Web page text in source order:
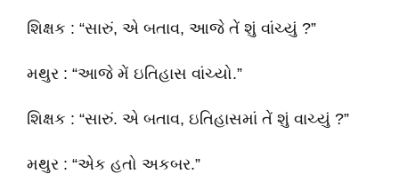
શિક્ષક : “સારું, એ બતાવ, આજે તેં શું વાંચ્યું ?”
મથુર : “આજે મેં ઇતિહાસ વાંચ્યો.”
શિક્ષક : “સારું. એ બતાવ, ઇતિહાસમાં તેં શું વાચ્યું ?”
મથુર : “એક હતો અકબર.”